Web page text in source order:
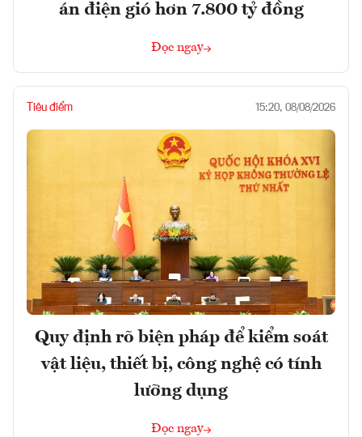
án điện gió hơn 7.800 tỷ đồng
Đọc ngay
Tiêu điểm 15:20, 08/08/2026
Quy định rõ biện pháp để kiểm soát
vật liệu, thiết bị, công nghệ có tính
lưỡng dụng
Đọc ngay